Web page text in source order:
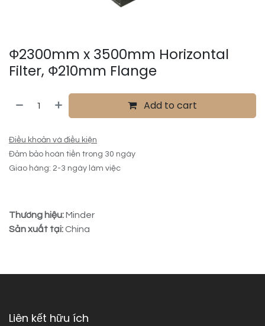
Ф2300mm x 3500mm Horizontal
Filter, Ф210mm Flange
Add to cart
Điều khoản và điều kiện
Đảm bảo hoàn tiền trong 30 ngày
Giao hàng: 2-3 ngày làm việc
Thương hiệu:Minder
Sản xuất tại: China
Liên kết hữu ích